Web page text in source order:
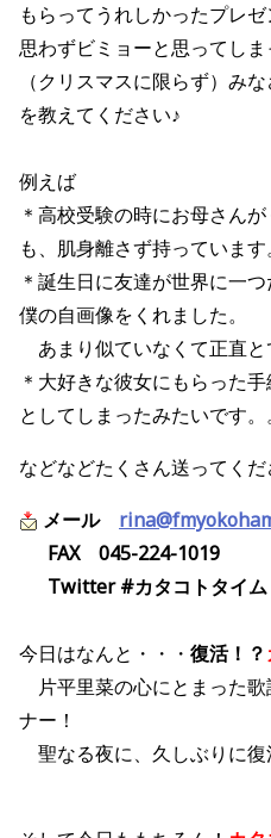
もらってうれしかったプレゼ
思わずビミョーと思ってしま
（クリスマスに限らず）み
を教えてください♪
例えば
＊高校受験の時にお母さん
も、肌身離さず持っています。
＊誕生日に友達が世界に一
僕の自画像をくれました。
あまり似ていなくて正直と
＊大好きな彼女にもらった
としてしまったみたいです。。
などなどたくさん送ってくだ
メール
FAX 045-224-1019
Twitter #カタコトタイム
今日はなんと・・・ 復活！？
片平里菜の心にとまった
ナー！
聖なる夜に、久しぶりに復